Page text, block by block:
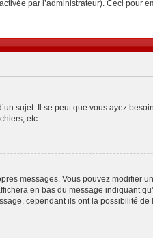
par l’administrateur). Ceci pour
sujet. Il se peut que vous ayez
etc.
messages. Vous pouvez
en bas du message indiquant
cependant ils ont la possibilité